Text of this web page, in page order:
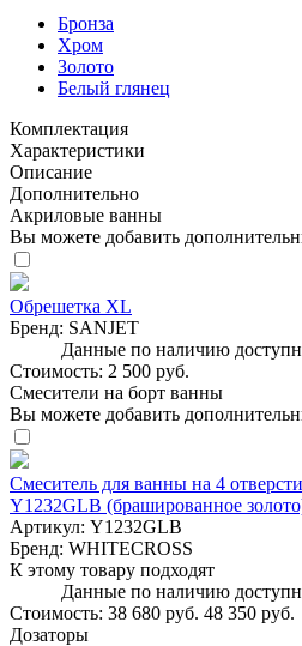
Бронза
Хром
Золото
Белый глянец
Комплектация
Характеристики
Описание
Дополнительно
Акриловые ванны
Вы можете добавить
Обрешетка XL
Бренд: SANJET
Данные по наличию
Стоимость: 2 500 руб.
Смесители на борт ванны
Вы можете добавить
Смеситель для ванны на 4
Y1232GLB (брашированное
Артикул: Y1232GLB
Бренд: WHITECROSS
К этому товару подходят
Данные по наличию
Стоимость: 38 680 руб. 48 350 руб.
Дозаторы